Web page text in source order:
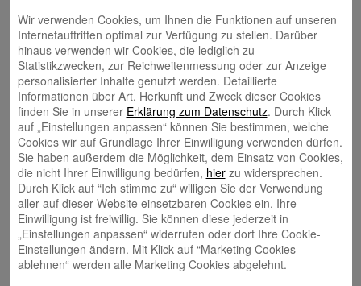
Filialen
Filialen und Geldautomaten
Internet-Filiale und Online-Banking
Video-Beratung in der Internet-Filiale
Gründerberatung
GründerCenter
Immobilien
ImmobilienCenter
Nachhaltigkeit
Wir verwenden Cookies, um Ihnen die Funktionen auf unseren
Internetauftritten optimal zur Verfügung zu stellen. Darüber
hinaus verwenden wir Cookies, die lediglich zu
Statistikzwecken, zur Reichweitenmessung oder zur Anzeige
personalisierter Inhalte genutzt werden. Detaillierte
Informationen über Art, Herkunft und Zweck dieser Cookies
finden Sie in unserer Erklärung zum Datenschutz. Durch Klick
auf „Einstellungen anpassen“ können Sie bestimmen, welche
Cookies wir auf Grundlage Ihrer Einwilligung verwenden dürfen.
Sie haben außerdem die Möglichkeit, dem Einsatz von Cookies,
die nicht Ihrer Einwilligung bedürfen, hierzu widersprechen.
Durch Klick auf “Ich stimme zu“ willigen Sie der Verwendung
aller auf dieser Website einsetzbaren Cookies ein. Ihre
Einwilligung ist freiwillig. Sie können diese jederzeit in
„Einstellungen anpassen“ widerrufen oder dort Ihre Cookie-
Einstellungen ändern. Mit Klick auf “Marketing Cookies
ablehnen“ werden alle Marketing Cookies abgelehnt.